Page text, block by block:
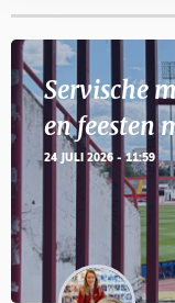
Servische
en feesten
24 JULI 2026 - 11:59